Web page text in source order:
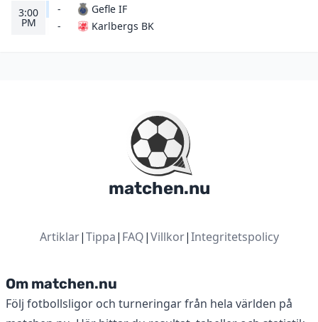
3:00
PM
-
-
Gefle IF
Karlbergs BK
matchen.nu
Artiklar|Tippa| FAQ|Villkor|Integritetspolicy
Om matchen.nu
Följ fotbollsligor och turneringar från hela världen på